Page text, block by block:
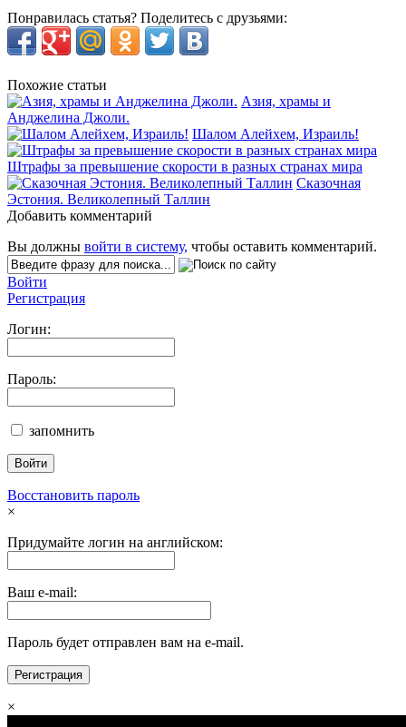
Понравилась статья? Поделитесь с друзьями:
Похожие статьи
Азия, храмы и
Анджелина Джоли.
Шалом Алейхем, Израиль!
Штрафы за превышение скорости в разных странах мира
Сказочная
Эстония. Великолепный Таллин
Добавить комментарий
Вы должны войти в систему, чтобы оставить комментарий.
Войти
Регистрация
Логин:
Пароль:
запомнить
Восстановить пароль
×
Придумайте логин на английском:
Ваш e-mail:
Пароль будет отправлен вам на e-mail.
×